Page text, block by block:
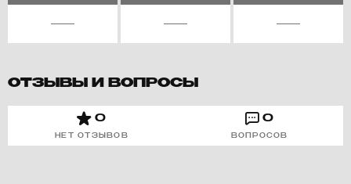
ОТЗЫВЫ И ВОПРОСЫ
0
НЕТ ОТЗЫВОВ
0
ВОПРОСОВ